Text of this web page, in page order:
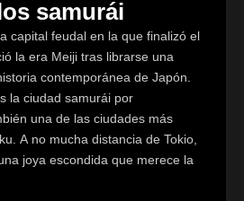
samurái
capital feudal en la que finalizó el
la era Meiji tras librarse una
contemporánea de Japón.
la ciudad samurái por
una de las ciudades más
A no mucha distancia de Tokio,
joya escondida que merece la